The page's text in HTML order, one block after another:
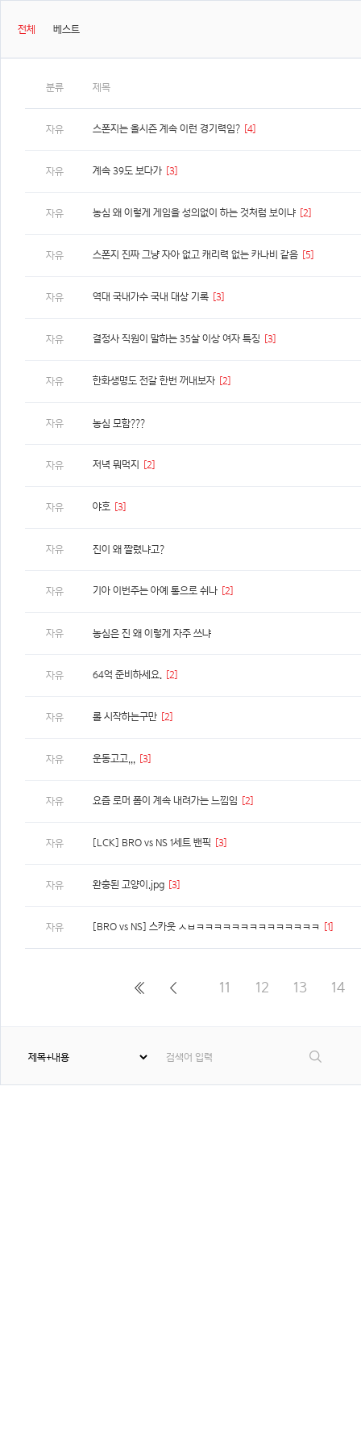
전체 베스트
분류 제목
자유 스폰지는 올시즌 계속 이런 경기력임? [4]
자유 계속 39도 보다가 [3]
자유 농심 왜 이렇게 게임을 성의없이 하는 것처럼 보이냐 [2]
자유 스폰지 진짜 그냥 자아 없고 캐리력 없는 카나비 같음 [5]
자유 역대 국내가수 국내 대상 기록 [3]
자유 결정사 직원이 말하는 35살 이상 여자 특징 [3]
자유 한화생명도 전갈 한번 꺼내보자 [2]
자유 농심 모함???
자유 저녁 뭐먹지 [2]
자유 야호 [3]
자유 진이 왜 짤렸냐고?
자유 기아 이번주는 아예 통으로 쉬나 [2]
자유 농심은 진 왜 이렇게 자주 쓰냐
자유 64억 준비하세요. [2]
자유 롤 시작하는구만 [2]
자유 운동고고,,, [3]
자유 요즘 로머 폼이 계속 내려가는 느낌임 [2]
자유 [LCK] BRO vs NS 1세트 밴픽 [3]
자유 완충된 고양이.jpg [3]
자유 [BRO vs NS] 스카웃 ㅅㅂㅋㅋㅋㅋㅋㅋㅋㅋㅋㅋㅋㅋㅋㅋ [1]
11 12 13 14